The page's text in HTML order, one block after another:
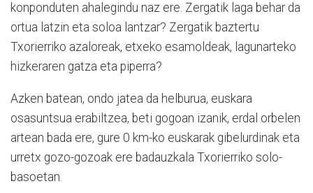
konponduten ahalegindu naz ere. Zergatik laga behar da
ortua latzin eta soloa lantzar? Zergatik baztertu
Txorierriko azaloreak, etxeko esamoldeak, lagunarteko
hizkeraren gatza eta piperra?
Azken batean, ondo jatea da helburua, euskara
osasuntsua erabiltzea, beti gogoan izanik, erdal orbelen
artean bada ere, gure 0 km-ko euskarak gibelurdinak eta
urretx gozo-gozoak ere badauzkala Txorierriko solo-
basoetan.